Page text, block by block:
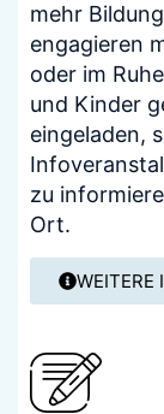
mehr
engagieren
oder im
und Kinder
eingeladen,
zu
Ort.
WEITERE